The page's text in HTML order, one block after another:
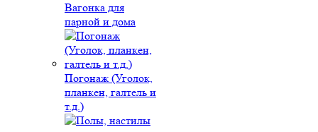
Вагонка для
парной и дома
Погонаж (Уголок,
планкен, галтель и
т.д.)